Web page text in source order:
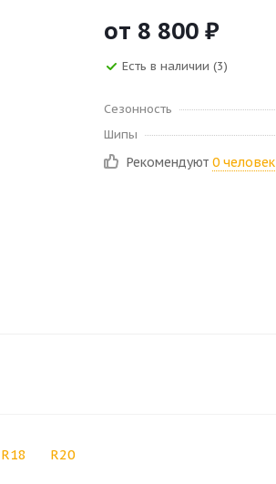
от 8 800 ₽
Есть в наличии (3)
Сезонность
Шипы
Рекомендуют 0 человек
R18 R20